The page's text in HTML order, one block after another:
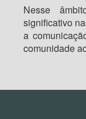
Nesse
significativo
a
comunidade